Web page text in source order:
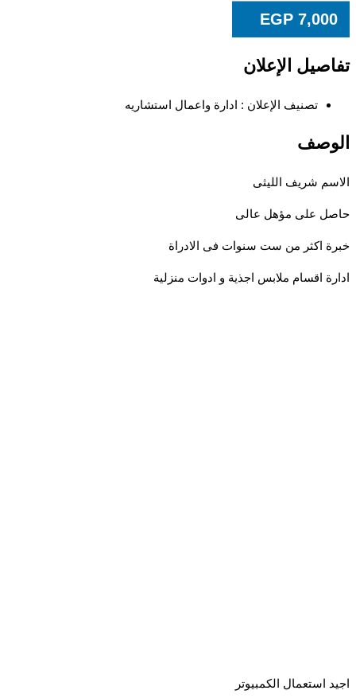
EGP 7,000
تفاصيل الإعلان
تصنيف الإعلان : ادارة واعمال استشاريه
الوصف
الاسم شريف الليثى
حاصل على مؤهل عالى
خبرة اكثر من ست سنوات فى الادراة
ادارة اقسام ملابس اجذية و ادوات منزلية
اجيد استعمال الكمبيوتر